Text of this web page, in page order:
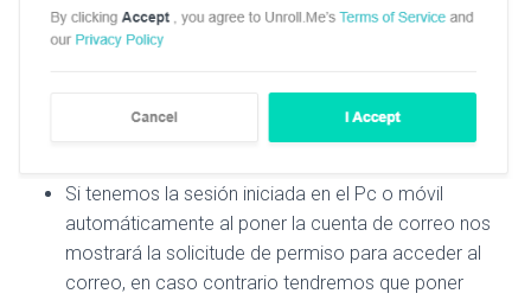
Si tenemos la sesión iniciada en el Pc o móvil
automáticamente al poner la cuenta de correo nos
mostrará la solicitude de permiso para acceder al
correo, en caso contrario tendremos que poner